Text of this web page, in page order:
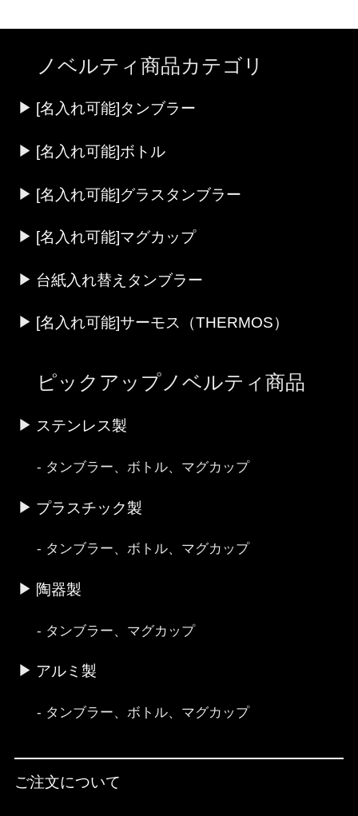
ノベルティ商品カテゴリ
[名入れ可能]タンブラー
[名入れ可能]ボトル
[名入れ可能]グラスタンブラー
[名入れ可能]マグカップ
台紙入れ替えタンブラー
[名入れ可能]サーモス（THERMOS）
ピックアップノベルティ商品
ステンレス製
タンブラー、ボトル、マグカップ
プラスチック製
タンブラー、ボトル、マグカップ
陶器製
タンブラー、マグカップ
アルミ製
タンブラー、ボトル、マグカップ
ご注文について